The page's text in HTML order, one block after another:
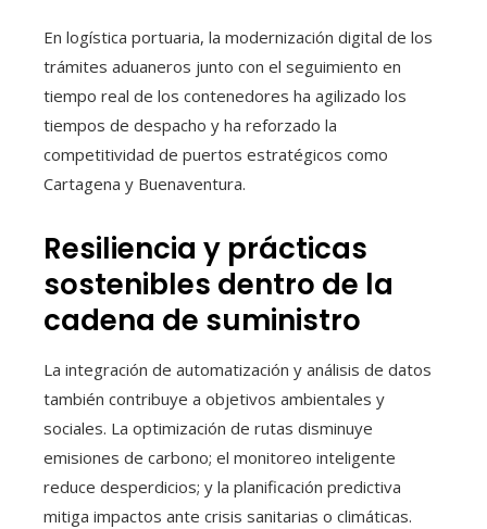
En logística portuaria, la modernización digital de los
trámites aduaneros junto con el seguimiento en
tiempo real de los contenedores ha agilizado los
tiempos de despacho y ha reforzado la
competitividad de puertos estratégicos como
Cartagena y Buenaventura.
Resiliencia y prácticas
sostenibles dentro de la
cadena de suministro
La integración de automatización y análisis de datos
también contribuye a objetivos ambientales y
sociales. La optimización de rutas disminuye
emisiones de carbono; el monitoreo inteligente
reduce desperdicios; y la planificación predictiva
mitiga impactos ante crisis sanitarias o climáticas.